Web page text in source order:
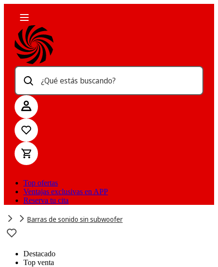
¿Qué estás buscando?
Top ofertas
Ventajas exclusivas en APP
Reserva tu cita
Barras de sonido sin subwoofer
Destacado
Top venta